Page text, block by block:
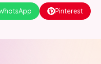
Pinterest